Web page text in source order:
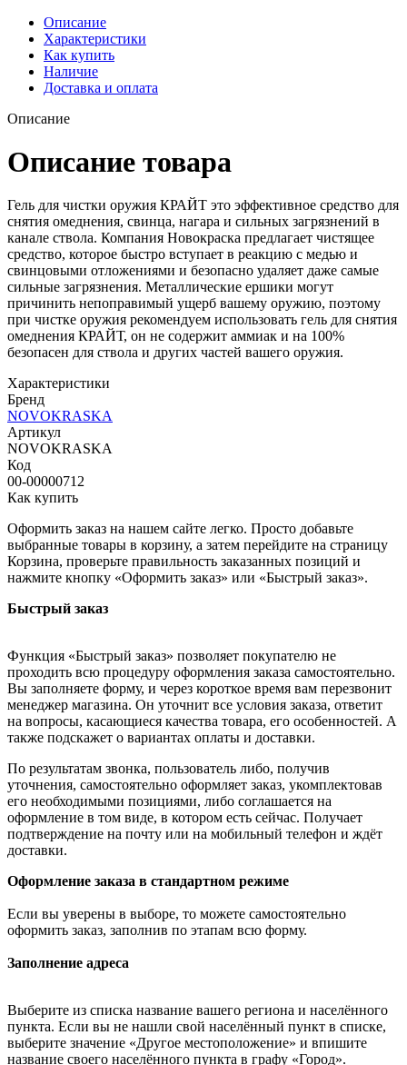
Описание
Характеристики
Как купить
Наличие
Доставка и оплата
Описание
Описание товара
Гель для чистки оружия КРАЙТ это эффективное средство для
снятия омеднения, свинца, нагара и сильных загрязнений в
канале ствола. Компания Новокраска предлагает чистящее
средство, которое быстро вступает в реакцию с медью и
свинцовыми отложениями и безопасно удаляет даже самые
сильные загрязнения. Металлические ершики могут
причинить непоправимый ущерб вашему оружию, поэтому
при чистке оружия рекомендуем использовать гель для снятия
омеднения КРАЙТ, он не содержит аммиак и на 100%
безопасен для ствола и других частей вашего оружия.
Характеристики
Бренд
NOVOKRASKA
Артикул
NOVOKRASKA
Код
00-00000712
Как купить
Оформить заказ на нашем сайте легко. Просто добавьте
выбранные товары в корзину, а затем перейдите на страницу
Корзина, проверьте правильность заказанных позиций и
нажмите кнопку «Оформить заказ» или «Быстрый заказ».
Быстрый заказ
Функция «Быстрый заказ» позволяет покупателю не
проходить всю процедуру оформления заказа самостоятельно.
Вы заполняете форму, и через короткое время вам перезвонит
менеджер магазина. Он уточнит все условия заказа, ответит
на вопросы, касающиеся качества товара, его особенностей. А
также подскажет о вариантах оплаты и доставки.
По результатам звонка, пользователь либо, получив
уточнения, самостоятельно оформляет заказ, укомплектовав
его необходимыми позициями, либо соглашается на
оформление в том виде, в котором есть сейчас. Получает
подтверждение на почту или на мобильный телефон и ждёт
доставки.
Оформление заказа в стандартном режиме
Если вы уверены в выборе, то можете самостоятельно
оформить заказ, заполнив по этапам всю форму.
Заполнение адреса
Выберите из списка название вашего региона и населённого
пункта. Если вы не нашли свой населённый пункт в списке,
выберите значение «Другое местоположение» и впишите
название своего населённого пункта в графу «Город».